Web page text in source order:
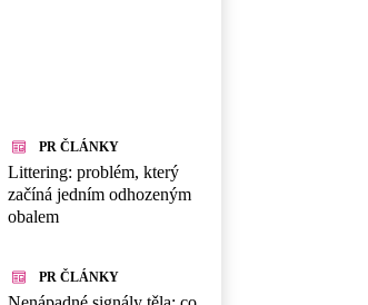
PR ČLÁNKY
Littering: problém, který
začíná jedním odhozeným
obalem
PR ČLÁNKY